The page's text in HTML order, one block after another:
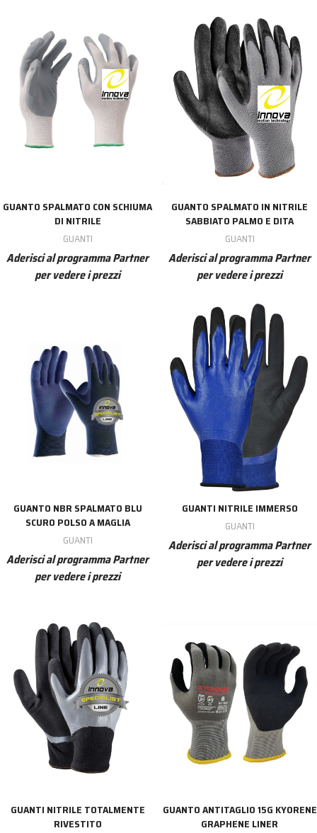
GUANTO SPALMATO CON SCHIUMA
DI NITRILE
GUANTI
Aderisci al programma Partner
per vedere i prezzi
GUANTO SPALMATO IN NITRILE
SABBIATO PALMO E DITA
GUANTI
Aderisci al programma Partner
per vedere i prezzi
GUANTO NBR SPALMATO BLU
SCURO POLSO A MAGLIA
GUANTI
Aderisci al programma Partner
per vedere i prezzi
GUANTI NITRILE IMMERSO
GUANTI
Aderisci al programma Partner
per vedere i prezzi
GUANTI NITRILE TOTALMENTE
RIVESTITO
GUANTO ANTITAGLIO 15G KYORENE
GRAPHENE LINER